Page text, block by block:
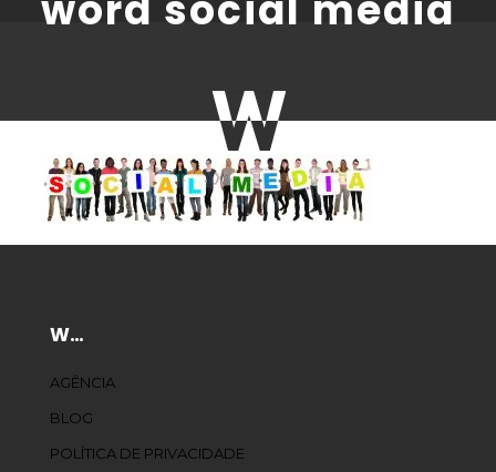
W…
AGÊNCIA
BLOG
POLÍTICA DE PRIVACIDADE